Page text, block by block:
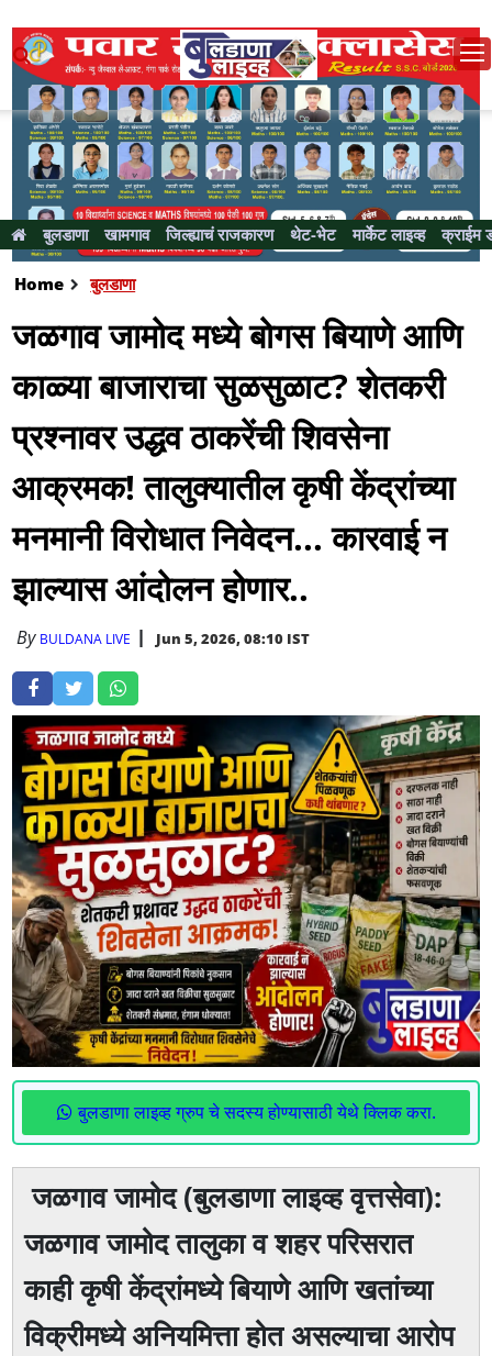
बुलडाणा खामगाव जिल्ह्याचं राजकारण थेट-भेट मार्केट लाइव्ह क्राईम
Home बुलडाणा
जळगाव जामोद मध्ये बोगस बियाणे आणि
काळ्या बाजाराचा सुळसुळाट? शेतकरी
प्रश्नावर उद्धव ठाकरेंची शिवसेना
आक्रमक! तालुक्यातील कृषी केंद्रांच्या
मनमानी विरोधात निवेदन... कारवाई न
झाल्यास आंदोलन होणार..
By BULDANA LIVE Jun 5, 2026, 08:10 IST
बुलडाणा लाइव्ह ग्रुप चे सदस्य होण्यासाठी येथे क्लिक करा.
जळगाव जामोद (बुलडाणा लाइव्ह वृत्तसेवा):
जळगाव जामोद तालुका व शहर परिसरात
काही कृषी केंद्रांमध्ये बियाणे आणि खतांच्या
विक्रीमध्ये अनियमित्ता होत असल्याचा आरोप